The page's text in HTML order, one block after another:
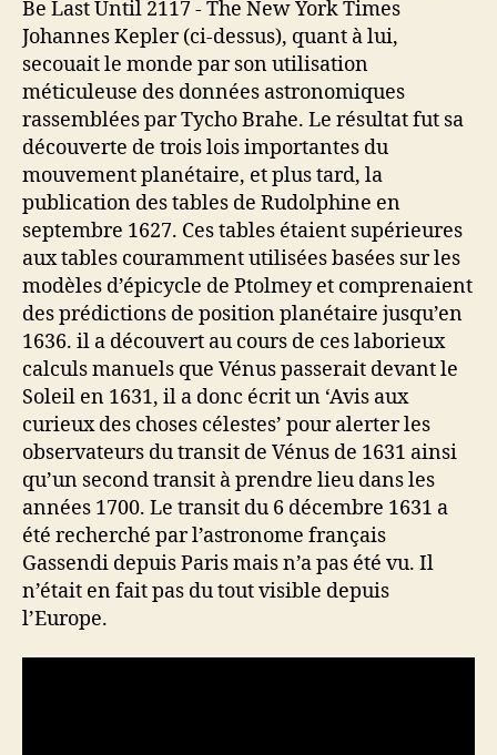
Johannes Kepler (ci-dessus), quant à lui,
secouait le monde par son utilisation
méticuleuse des données astronomiques
rassemblées par Tycho Brahe. Le résultat fut sa
découverte de trois lois importantes du
mouvement planétaire, et plus tard, la
publication des tables de Rudolphine en
septembre 1627. Ces tables étaient supérieures
aux tables couramment utilisées basées sur les
modèles d’épicycle de Ptolmey et comprenaient
des prédictions de position planétaire jusqu’en
1636. il a découvert au cours de ces laborieux
calculs manuels que Vénus passerait devant le
Soleil en 1631, il a donc écrit un ‘Avis aux
curieux des choses célestes’ pour alerter les
observateurs du transit de Vénus de 1631 ainsi
qu’un second transit à prendre lieu dans les
années 1700. Le transit du 6 décembre 1631 a
été recherché par l’astronome français
Gassendi depuis Paris mais n’a pas été vu. Il
n’était en fait pas du tout visible depuis
l’Europe.